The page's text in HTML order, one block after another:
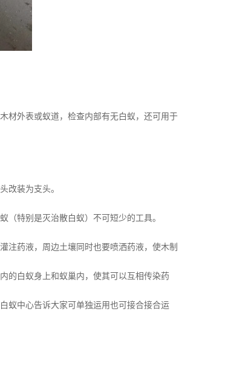
材外表或蚁道，检查内部有无白蚁，还可用于
改装为支头。
特别是灭治散白蚁）不可短少的工具。
注药液，周边土壤同时也要喷洒药液，使木制
的白蚁身上和蚁巢内，使其可以互相传染药
蚁中心告诉大家可单独运用也可接合接合运